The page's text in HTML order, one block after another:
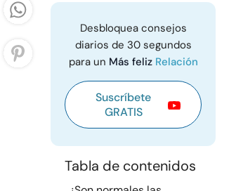
Desbloquea consejos
diarios de 30 segundos
para un Más feliz Relación
Suscríbete
GRATIS
Tabla de contenidos